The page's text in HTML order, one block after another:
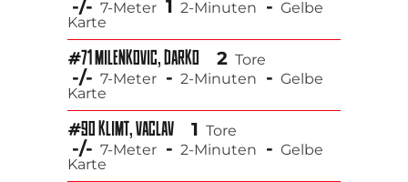
-/- 7-Meter 1 2-Minuten - Gelbe
Karte
#71 MILENKOVIC, DARKO 2 Tore
-/- 7-Meter - 2-Minuten - Gelbe
Karte
#90 KLIMT, VACLAV 1 Tore
-/- 7-Meter - 2-Minuten - Gelbe
Karte